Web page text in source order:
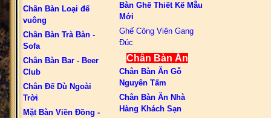
Chân Bàn Loại đế
vuông
Chân Bàn Trà Bàn -
Sofa
Chân Bàn Bar - Beer
Club
Chân Đế Dù Ngoài
Trời
Mặt Bàn Viền Đồng -
Bàn Ghế Thiết Kế Mẫu
Mới
Ghế Công Viên Gang
Đúc
Chân Bàn Ăn
Chân Bàn Ăn Gỗ
Nguyên Tấm
Chân Bàn Ăn Nhà
Hàng Khách Sạn